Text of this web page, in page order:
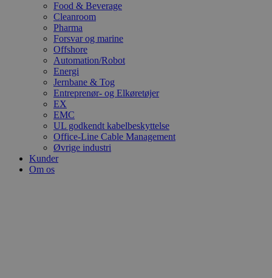
Food & Beverage
Cleanroom
Pharma
Forsvar og marine
Offshore
Automation/Robot
Energi
Jernbane & Tog
Entreprenør- og Elkøretøjer
EX
EMC
UL godkendt kabelbeskyttelse
Office-Line Cable Management
Øvrige industri
Kunder
Om os